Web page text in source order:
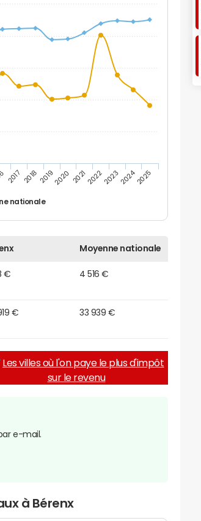
nationale
2017 201820192020 20212022202320242025
Moyenne nationale
€ 4 516 €
€ 33 939 €
Les villes où l'on paye le plus d'impôt
sur le revenu
e-mail.
à Bérenx